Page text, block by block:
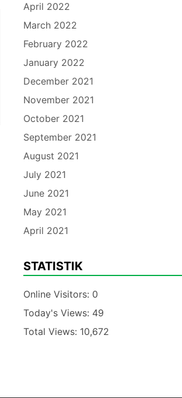
April 2022
March 2022
February 2022
January 2022
December 2021
November 2021
October 2021
September 2021
August 2021
July 2021
June 2021
May 2021
April 2021
STATISTIK
Online Visitors: 0
Today's Views: 49
Total Views: 10,672